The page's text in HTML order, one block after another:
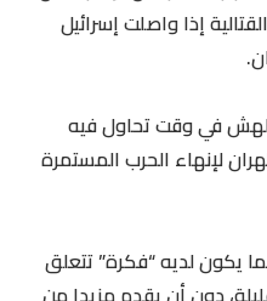
إذا واصلت إسرائيل
الهش في وقت تحاول فيه
لإنهاء الحرب المستمرة
​يكون لديه “فكرة” تتعلق